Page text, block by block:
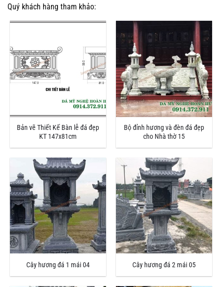
Quý khách hàng tham khảo:
Bản vẽ Thiết Kế Bàn lễ đá đẹp
KT 147x81cm
Bộ đỉnh hương và đèn đá đẹp
cho Nhà thờ 15
Cây hương đá 1 mái 04 Cây hương đá 2 mái 05